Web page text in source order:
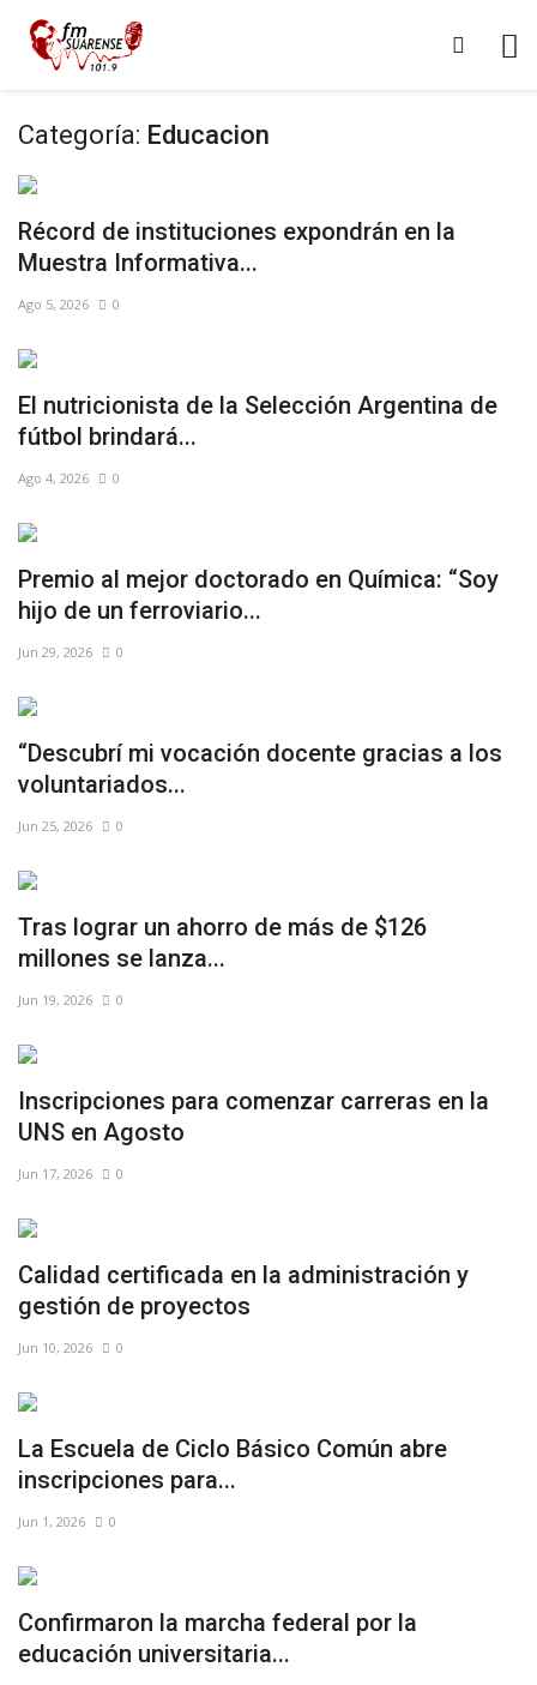
Categoría: Educacion
Récord de instituciones expondrán en la
Muestra Informativa...
Ago 5, 2026 0
El nutricionista de la Selección Argentina de
fútbol brindará...
Ago 4, 2026 0
Premio al mejor doctorado en Química: “Soy
hijo de un ferroviario...
Jun 29, 2026 0
“Descubrí mi vocación docente gracias a los
voluntariados...
Jun 25, 2026 0
Tras lograr un ahorro de más de $126
millones se lanza...
Jun 19, 2026 0
Inscripciones para comenzar carreras en la
UNS en Agosto
Jun 17, 2026 0
Calidad certificada en la administración y
gestión de proyectos
Jun 10, 2026 0
La Escuela de Ciclo Básico Común abre
inscripciones para...
Jun 1, 2026 0
Confirmaron la marcha federal por la
educación universitaria...